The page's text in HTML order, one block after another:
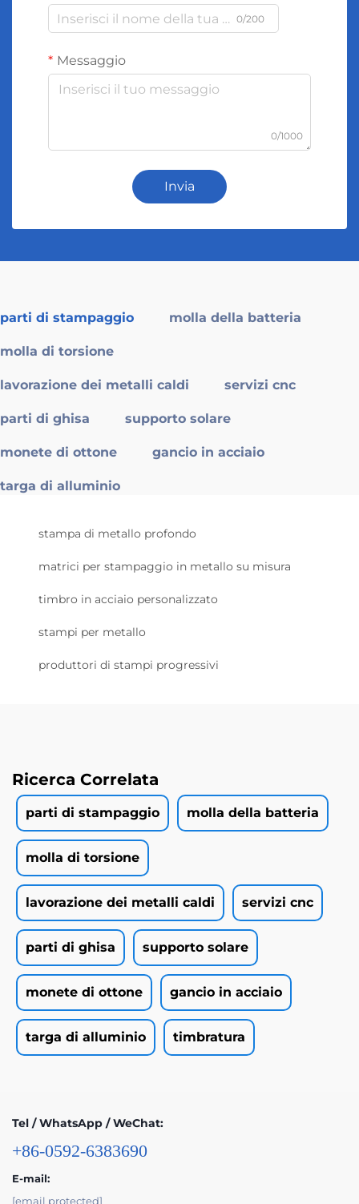
0/200
Messaggio
0/1000
Invia
parti di stampaggio molla della batteria
molla di torsione
lavorazione dei metalli caldi servizi cnc
parti di ghisa supporto solare
monete di ottone gancio in acciaio
targa di alluminio
stampa di metallo profondo
matrici per stampaggio in metallo su misura
timbro in acciaio personalizzato
stampi per metallo
produttori di stampi progressivi
Ricerca Correlata
parti di stampaggio molla della batteria
molla di torsione
lavorazione dei metalli caldi servizi cnc
parti di ghisa supporto solare
monete di ottone gancio in acciaio
targa di alluminio timbratura
Tel / WhatsApp / WeChat:
+86-0592-6383690
E-mail:
[email protected]